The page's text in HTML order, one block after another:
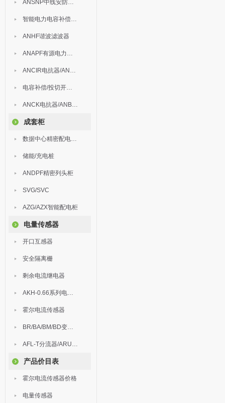
ANSNP中线安防保护器
智能电力电容补偿装置
ANHF谐波滤波器
ANAPF有源电力滤波器
ANCIR电抗器/ANHPD300谐波保护器
电容补偿/投切开关/ARC
ANCK电抗器/ANBSMJ自愈式低压并联电容器
成套柜
数据中心精密配电监控装置
储能/充电桩
ANDPF精密列头柜
SVG/SVC
AZG/AZX智能配电柜
电量传感器
开口互感器
安全隔离栅
剩余电流继电器
AKH-0.66系列电流互感器
霍尔电流传感器
BR/BA/BM/BD变送器
AFL-T分流器/ARU浪涌保护器
产品价目表
霍尔电流传感器价格
电量传感器